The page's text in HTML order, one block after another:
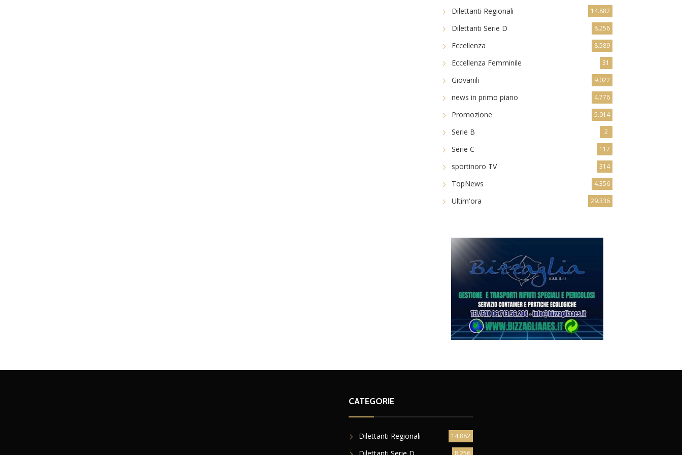
Dilettanti Regionali 14.882
Dilettanti Serie D 8.256
Eccellenza 8.589
Eccellenza Femminile 31
Giovanili 9.022
news in primo piano 4.776
Promozione 5.014
Serie B 2
Serie C 117
sportinoro TV 314
TopNews 4.356
Ultim'ora 29.336
CATEGORIE
Dilettanti Regionali 14.882
8.256